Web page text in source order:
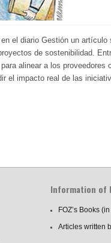
el diario Gestión un artículo
de sostenibilidad.
alinear a los proveedores
el impacto real de las
Information of
FOZ’s Books
Articles written